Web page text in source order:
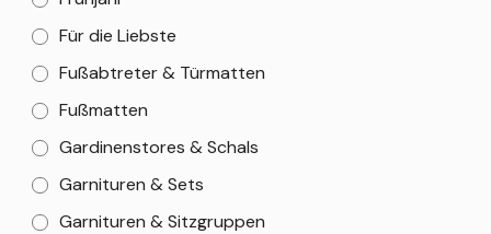
Für die Liebste
Fußabtreter & Türmatten
Fußmatten
Gardinenstores & Schals
Garnituren & Sets
Garnituren & Sitzgruppen